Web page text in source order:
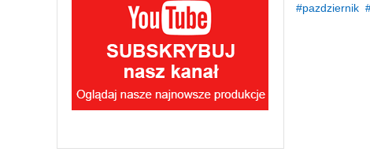
pazdziernik